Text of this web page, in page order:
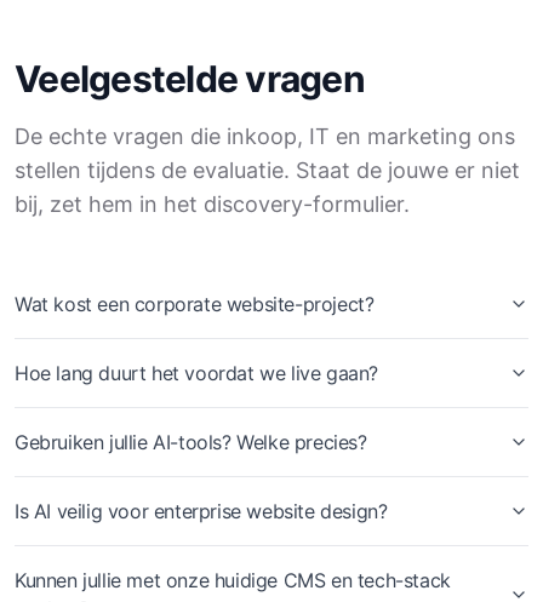
Veelgestelde vragen
De echte vragen die inkoop, IT en marketing ons
stellen tijdens de evaluatie. Staat de jouwe er niet
bij, zet hem in het discovery-formulier.
Wat kost een corporate website-project?
Hoe lang duurt het voordat we live gaan?
Gebruiken jullie AI-tools? Welke precies?
Is AI veilig voor enterprise website design?
Kunnen jullie met onze huidige CMS en tech-stack